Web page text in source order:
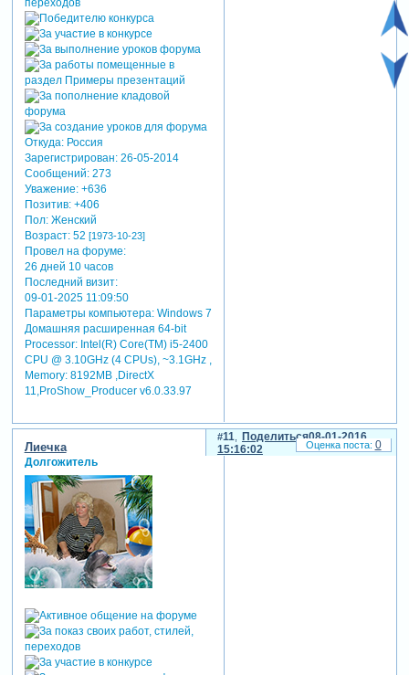
Откуда:Россия
Зарегистрирован: 26-05-2014
Сообщений:273
Уважение: +636
Позитив: +406
Пол:Женский
Возраст:52 [1973-10-23]
Провел на форуме:
26 дней 10 часов
Последний визит:
09-01-2025 11:09:50
Параметры компьютера:Windows 7
Домашняя расширенная 64-bit
Processor: Intel(R) Core(TM) i5-2400
CPU @ 3.10GHz (4 CPUs), ~3.1GHz ,
Memory: 8192MB ,DirectX
11,ProShow_Producer v6.0.33.97
Поделиться
11
08-01-2016
15:16:02
Лиечка
Долгожитель
0